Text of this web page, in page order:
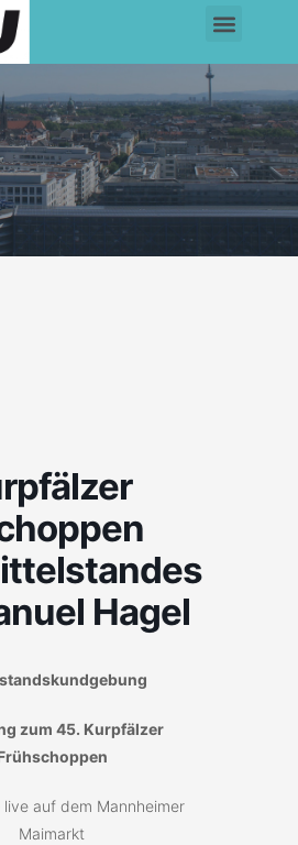
Hagel
zum 45. Kurpfälzer
live auf dem Mannheimer
Maimarkt